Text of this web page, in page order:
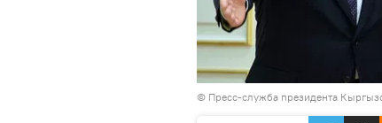
© Пресс-служба президента